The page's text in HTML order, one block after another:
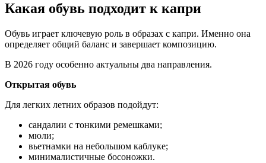
Какая обувь подходит к капри
Обувь играет ключевую роль в образах с капри. Именно она
определяет общий баланс и завершает композицию.
В 2026 году особенно актуальны два направления.
Открытая обувь
Для легких летних образов подойдут:
сандалии с тонкими ремешками;
мюли;
вьетнамки на небольшом каблуке;
минималистичные босоножки.